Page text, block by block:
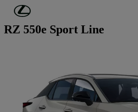
Ga naar de hoofdinhoud
RZ 550e Sport Line